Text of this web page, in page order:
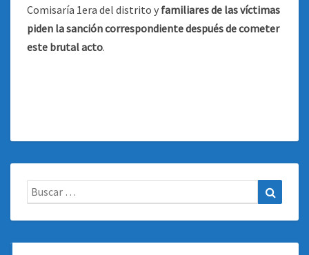
Comisaría 1era del distrito y familiares de las víctimas
piden la sanción correspondiente después de cometer
este brutal acto.
Buscar: